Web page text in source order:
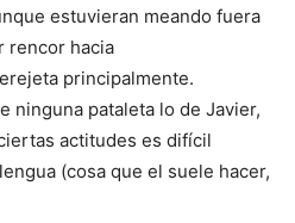
estuvieran meando fuera
rencor hacia
principalmente.
ninguna pataleta lo de Javier,
actitudes es difícil
(cosa que el suele hacer,